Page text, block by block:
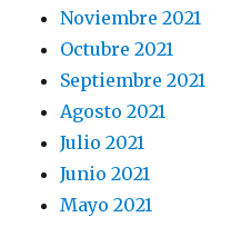
Noviembre 2021
Octubre 2021
Septiembre 2021
Agosto 2021
Julio 2021
Junio 2021
Mayo 2021